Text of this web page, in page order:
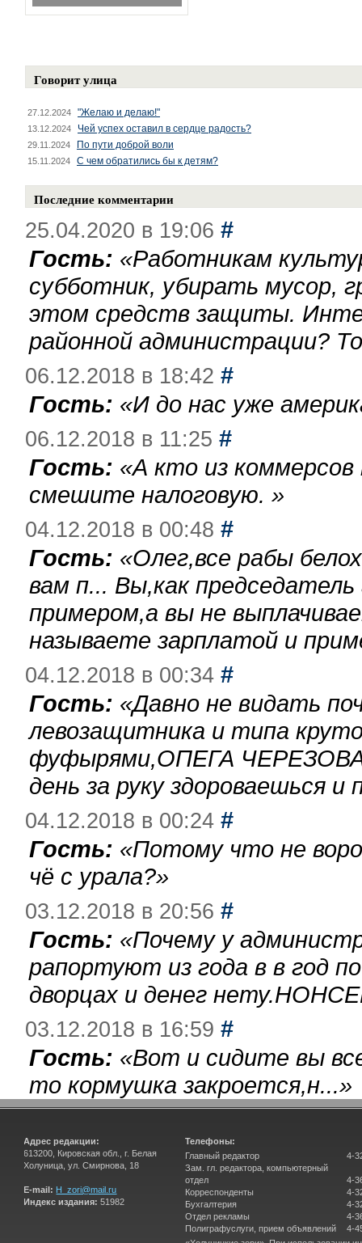
Говорит улица
27.12.2024 "Желаю и делаю!"
13.12.2024 Чей успех оставил в сердце радость?
29.11.2024 По пути доброй воли
15.11.2024 С чем обратились бы к детям?
Последние комментарии
25.04.2020 в 19:06 #
Гость: «Работникам
субботник, убирать мусор,
этом средств защиты.
районной администрации?
06.12.2018 в 18:42 #
Гость: «И до нас уже
06.12.2018 в 11:25 #
Гость: «А кто из
смешите налоговую. »
04.12.2018 в 00:48 #
Гость: «Олег,все рабы
вам п... Вы,как
примером,а вы не
называете зарплатой и
04.12.2018 в 00:34 #
Гость: «Давно не видать
левозащитника и типа
фуфырями,ОПЕГА
день за руку здороваешься
04.12.2018 в 00:24 #
Гость: «Потому что не
чё с урала?»
03.12.2018 в 20:56 #
Гость: «Почему у
рапортуют из года в в год
дворцах и денег
03.12.2018 в 16:59 #
Гость: «Вот и сидите вы
то кормушка закроется,н...»
Адрес редакции:
613200, Кировская обл., г. Белая
Холуница, ул. Смирнова, 18
E-mail: H_zori@mail.ru
Индекс издания: 51982
Телефоны:
Главный редактор
Зам. гл. редактора, компьютерный
отдел
Корреспонденты
Бухгалтерия
Отдел рекламы
Полиграфуслуги, прием объявлений
4-
4-
4-
4-
4-
4-